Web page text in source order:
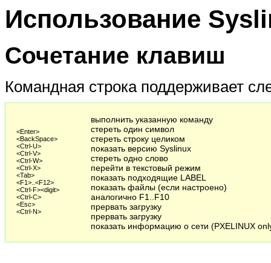
Использование
Сочетание клавиш
Командная строка поддерживает
<Enter>
<BackSpace>
<Ctrl-U>
<Ctrl-V>
<Ctrl-W>
<Ctrl-X>
<Tab>
<F1>..<F12>
<Ctrl-F><digit>
<Ctrl-C>
<Esc>
<Ctrl-N>
выполнить указанную команду
стереть один символ
стереть строку целиком
показать версию Syslinux
стереть одно слово
перейти в текстовый режим
показать подходящие LABEL
показать файлы (если настроено)
аналогично F1..F10
прервать загрузку
прервать загрузку
показать информацию о сети (PXELINUX